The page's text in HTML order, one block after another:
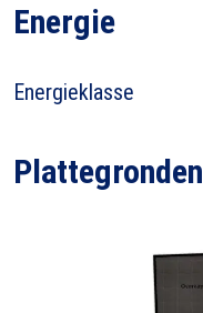
Energie
Energieklasse
Plattegronden